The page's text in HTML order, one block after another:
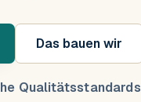
Das bauen wir
Qualitätsstandards